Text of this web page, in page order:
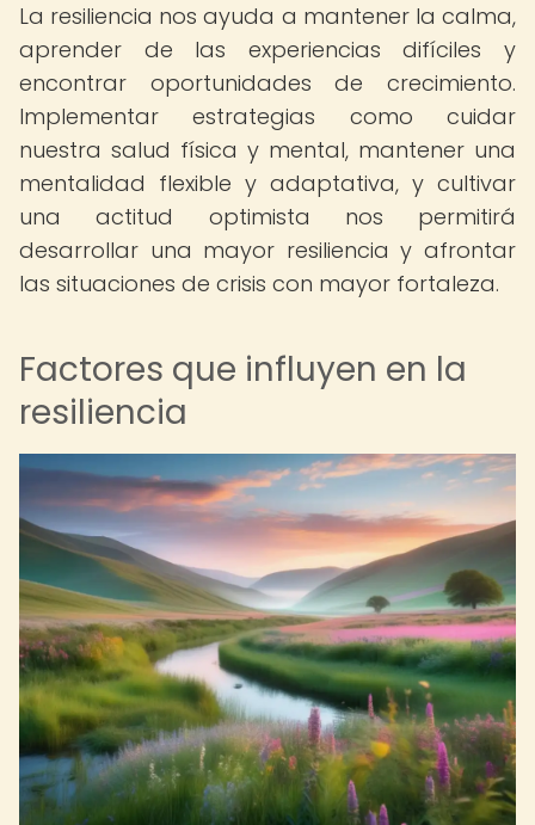
La resiliencia nos ayuda a mantener la calma,
aprender de las experiencias difíciles y
encontrar oportunidades de crecimiento.
Implementar estrategias como cuidar
nuestra salud física y mental, mantener una
mentalidad flexible y adaptativa, y cultivar
una actitud optimista nos permitirá
desarrollar una mayor resiliencia y afrontar
las situaciones de crisis con mayor fortaleza.
Factores que influyen en la
resiliencia